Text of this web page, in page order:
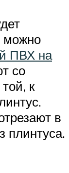
можно
ПВХ на
со
к
в
плинтуса.